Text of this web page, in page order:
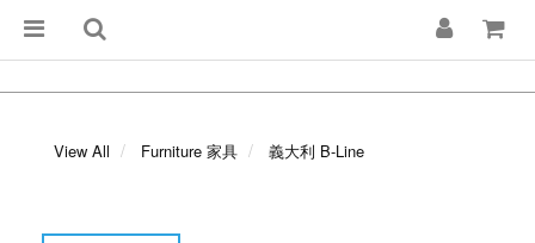
View All Furniture 家具 義大利 B-Line